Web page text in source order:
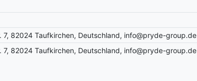
7, 82024 Taufkirchen, Deutschland, info@pryde-group.de
7, 82024 Taufkirchen, Deutschland, info@pryde-group.de